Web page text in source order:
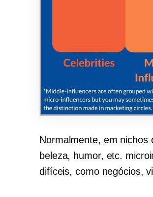
Normalmente, em nichos
beleza, humor, etc.
difíceis, como negócios,